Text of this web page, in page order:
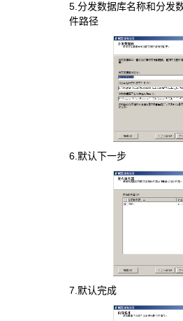
5.分发数据库名称和分发
件路径
6.默认下一步
7.默认完成